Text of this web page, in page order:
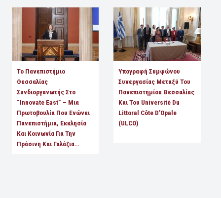
Το Πανεπιστήμιο
Θεσσαλίας
Συνδιοργανωτής Στο
“Innovate East” – Μια
Πρωτοβουλία Που Ενώνει
Πανεπιστήμια, Εκκλησία
Και Κοινωνία Για Την
Πράσινη Και Γαλάζια…
Υπογραφή Συμφώνου
Συνεργασίας Μεταξύ Του
Πανεπιστημίου Θεσσαλίας
Και Του Université Du
Littoral Côte D’Opale
(ULCO)